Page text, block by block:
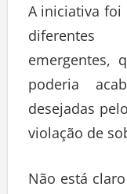
A iniciativa foi
diferentes
emergentes,
poderia
desejadas
violação de
Não está